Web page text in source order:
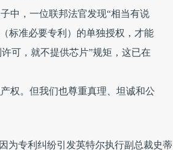
中，一位联邦法官发现“相当有说
标准必要专利）的单独授权，才能
可，就不提供芯片”规矩，这已在
权。但我们也尊重真理、坦诚和公
为专利纠纷引发英特尔执行副总裁史蒂